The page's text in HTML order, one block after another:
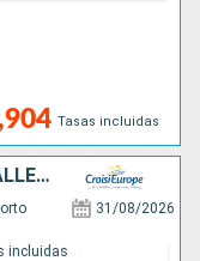
Tasas incluidas
DE PORTO VERS L'ESPAGNE, LA VALLÉE DU DOURO (PORTUGAL) ET SALAMANQUE (ESPAGNE)
31/08/2026
incluidas